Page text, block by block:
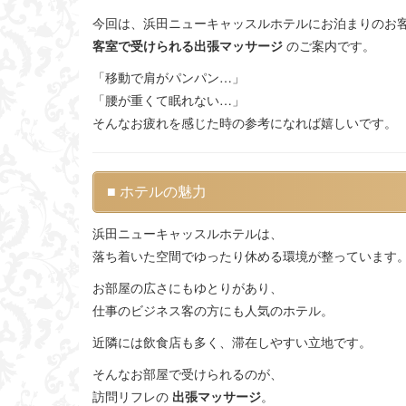
今回は、浜田ニューキャッスルホテルにお泊まりのお
客室で受けられる出張マッサージ のご案内です。
「移動で肩がパンパン…」
「腰が重くて眠れない…」
そんなお疲れを感じた時の参考になれば嬉しいです。
■ ホテルの魅力
浜田ニューキャッスルホテルは、
落ち着いた空間でゆったり休める環境が整っています。
お部屋の広さにもゆとりがあり、
仕事のビジネス客の方にも人気のホテル。
近隣には飲食店も多く、滞在しやすい立地です。
そんなお部屋で受けられるのが、
訪問リフレの 出張マッサージ。